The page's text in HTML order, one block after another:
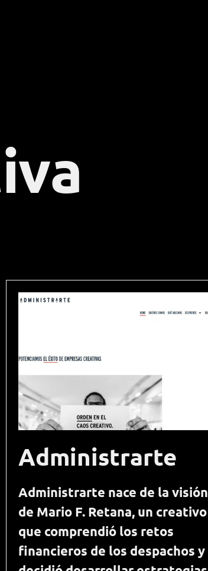
Administrarte
Administrarte nace de la visión
de Mario F. Retana, un creativo
que comprendió los retos
financieros de los despachos y